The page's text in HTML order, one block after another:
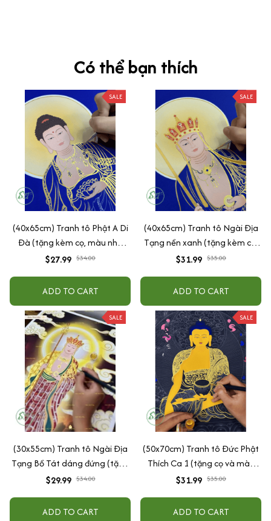
Có thể bạn thích
SALE
(40x65cm) Tranh tô Phật A Di
Đà (tặng kèm cọ, màu nhũ
vàng)
$27.99 $34.00
ADD TO CART
SALE
(40x65cm) Tranh tô Ngài Địa
Tạng nền xanh (tặng kèm cọ,
màu nhũ vàng)
$31.99 $35.00
ADD TO CART
SALE
(30x55cm) Tranh tô Ngài Địa
Tạng Bồ Tát dáng đứng (tặng
cọ và màu nhũ vàng)
$29.99 $34.00
ADD TO CART
SALE
(50x70cm) Tranh tô Đức Phật
Thích Ca 1 (tặng cọ và màu
nhũ vàng)
$31.99 $35.00
ADD TO CART